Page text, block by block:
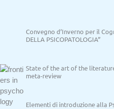
Convegno d’Inverno per il
DELLA PSICOPATOLOGIA”
State of the art of the
meta-review
Elementi di introduzione alla